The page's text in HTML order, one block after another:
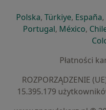
Polskaotwiera się w
, Türkiyeotwiera
, España,
Portugalotwiera się
, México,
Płatności
ROZPORZĄDZENIE
15.395.179